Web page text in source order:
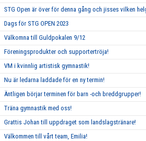
STG Open är över för denna gång och jisses vilken
Dags för STG OPEN 2023
Välkomna till Guldpokalen 9/12
Föreningsprodukter och supportertröja!
VM i kvinnlig artistisk gymnastik!
Nu är ledarna laddade för en ny termin!
Äntligen börjar terminen för barn -och breddgrupper!
Träna gymnastik med oss!
Grattis Johan till uppdraget som landslagstränare!
Välkommen till vårt team, Emilia!